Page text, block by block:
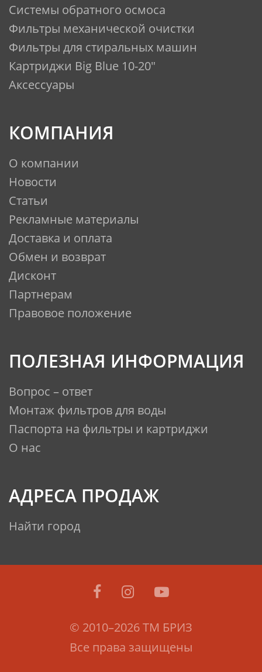
Системы обратного осмоса
Фильтры механической очистки
Фильтры для стиральных машин
Картриджи Big Blue 10-20"
Аксессуары
КОМПАНИЯ
О компании
Новости
Статьи
Рекламные материалы
Доставка и оплата
Обмен и возврат
Дисконт
Партнерам
Правовое положение
ПОЛЕЗНАЯ ИНФОРМАЦИЯ
Вопрос – ответ
Монтаж фильтров для воды
Паспорта на фильтры и картриджи
О нас
АДРЕСА ПРОДАЖ
Найти город
© 2010–2026 ТМ БРИЗ
Все права защищены